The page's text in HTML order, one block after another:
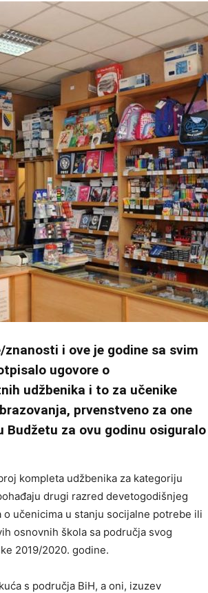
i ove je godine sa svim
ugovore o
udžbenika i to za učenike
prvenstveno za one
za ovu godinu osiguralo
kompleta udžbenika za kategoriju
drugi razred devetogodišnjeg
učenicima u stanju socijalne potrebe ili
osnovnih škola sa područja svog
2019/2020. godine.
s područja BiH, a oni, izuzev